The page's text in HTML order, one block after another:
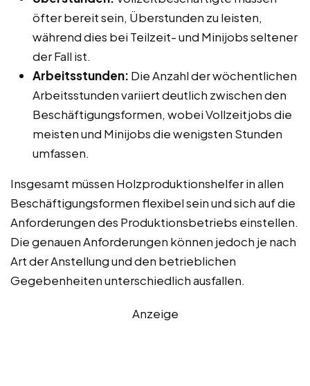
öfter bereit sein, Überstunden zu leisten,
während dies bei Teilzeit- und Minijobs seltener
der Fall ist.
Arbeitsstunden: Die Anzahl der wöchentlichen
Arbeitsstunden variiert deutlich zwischen den
Beschäftigungsformen, wobei Vollzeitjobs die
meisten und Minijobs die wenigsten Stunden
umfassen.
Insgesamt müssen Holzproduktionshelfer in allen
Beschäftigungsformen flexibel sein und sich auf die
Anforderungen des Produktionsbetriebs einstellen.
Die genauen Anforderungen können jedoch je nach
Art der Anstellung und den betrieblichen
Gegebenheiten unterschiedlich ausfallen.
Anzeige